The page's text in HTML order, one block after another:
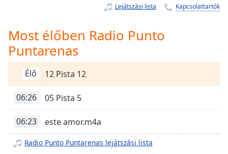
Playback
Chapters
Chapters
Descriptions
descriptions
off,
Lejátszási lista Kapcsolattartók
Most élőben Radio Punto
Puntarenas
Élő 12 Pista 12
06:26 05 Pista 5
06:23 este amor.m4a
Radio Punto Puntarenas lejátszási lista